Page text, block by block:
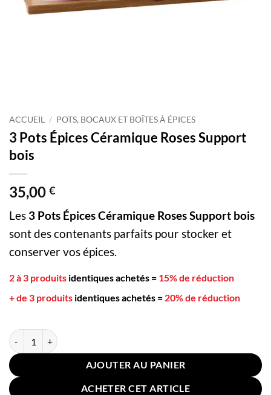
ACCUEIL / POTS, BOCAUX ET BOÎTES À ÉPICES
3 Pots Épices Céramique Roses Support
bois
35,00 €
Les 3 Pots Épices Céramique Roses Support bois
sont des contenants parfaits pour stocker et
conserver vos épices.
2 à 3 produits identiques achetés = 15% de réduction
+ de 3 produits identiques achetés = 20% de réduction
quantité de 3 Pots Épices Céramique Roses Support bois
AJOUTER AU PANIER
ACHETER CET ARTICLE